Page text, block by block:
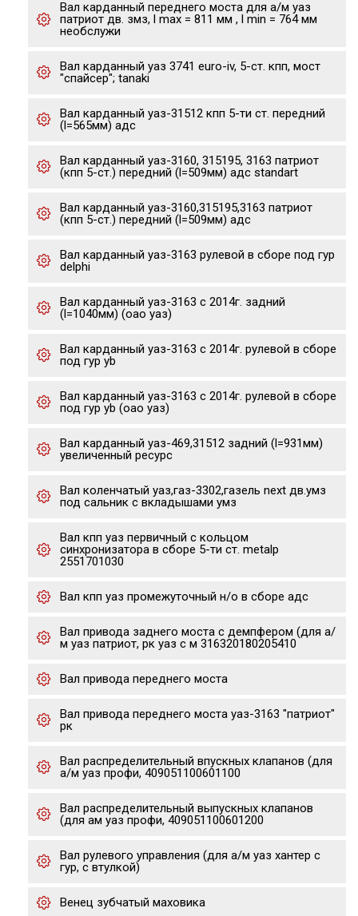
Вал карданный переднего моста для а/м уаз
патриот дв. змз, l max = 811 мм , l min = 764 мм
необслужи
Вал карданный уаз 3741 euro-iv, 5-ст. кпп, мост
"спайсер"; tanaki
Вал карданный уаз-31512 кпп 5-ти ст. передний
(l=565мм) адс
Вал карданный уаз-3160, 315195, 3163 патриот
(кпп 5-ст.) передний (l=509мм) адс standart
Вал карданный уаз-3160,315195,3163 патриот
(кпп 5-ст.) передний (l=509мм) адс
Вал карданный уаз-3163 рулевой в сборе под гур
delphi
Вал карданный уаз-3163 с 2014г. задний
(l=1040мм) (оао уаз)
Вал карданный уаз-3163 с 2014г. рулевой в сборе
под гур yb
Вал карданный уаз-3163 с 2014г. рулевой в сборе
под гур yb (оао уаз)
Вал карданный уаз-469,31512 задний (l=931мм)
увеличенный ресурс
Вал коленчатый уаз,газ-3302,газель next дв.умз
под сальник с вкладышами умз
Вал кпп уаз первичный с кольцом
синхронизатора в сборе 5-ти ст. metalp
2551701030
Вал кпп уаз промежуточный н/о в сборе адс
Вал привода заднего моста с демпфером (для а/
м уаз патриот, рк уаз с м 316320180205410
Вал привода переднего моста
Вал привода переднего моста уаз-3163 "патриот"
рк
Вал распределительный впускных клапанов (для
а/м уаз профи, 409051100601100
Вал распределительный выпускных клапанов
(для ам уаз профи, 409051100601200
Вал рулевого управления (для а/м уаз хантер с
гур, с втулкой)
Венец зубчатый маховика